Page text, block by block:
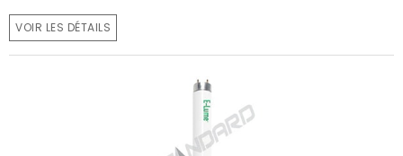
VOIR LES DÉTAILS